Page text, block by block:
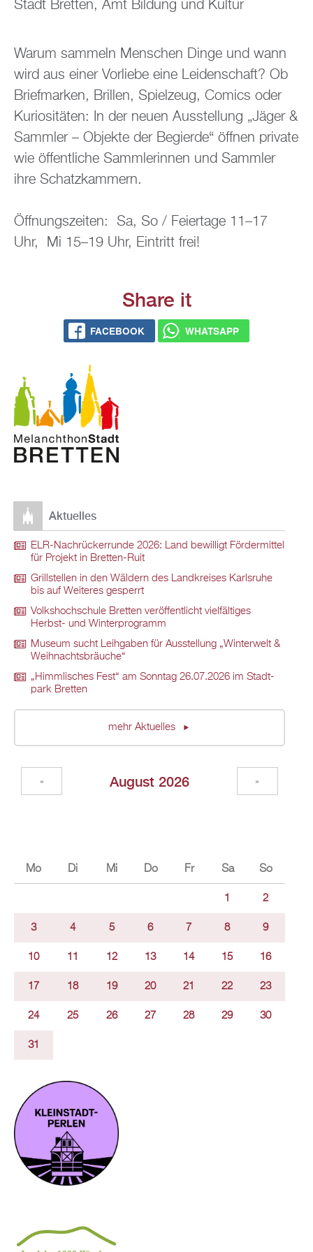
Stadt Brett­en, Amt Bil­dung und Kul­tur
Warum sam­meln Men­schen Dinge und wann
wird aus einer Vor­lie­be eine Lei­den­schaft? Ob
Brief­mar­ken, Bril­len, Spiel­zeug, Co­mics oder
Ku­rio­si­tä­ten: In der neuen Aus­stel­lung „Jäger &
Samm­ler – Ob­jek­te der Be­gier­de“ öff­nen pri­va­te
wie öf­fent­li­che Samm­le­rin­nen und Samm­ler
ihre Schatz­kam­mern.
Öff­nungs­zei­ten: Sa, So / Fei­er­ta­ge 11–17
Uhr, Mi 15–19 Uhr, Ein­tritt frei!
Share it
FACE­BOOK WHATS­APP
Ak­tu­el­les
ELR-Nach­rü­ck­er­run­de 2026: Land be­wil­ligt För­der­mit­tel
für Pro­jekt in Brett­en-Ruit
Grill­stel­len in den Wäl­dern des Land­krei­ses Karls­ru­he
bis auf Wei­te­res ge­sperrt
Volks­hoch­schu­le Brett­en ver­öf­fent­licht viel­fäl­ti­ges
Herbst- und Win­ter­pro­gramm
Mu­se­um sucht Leih­ga­ben für Aus­stel­lung „Win­ter­welt &
Weih­nachts­bräu­che“
„Himm­li­sches Fest“ am Sonn­tag 26.07.2026 im Stadt­
park Brett­en
mehr Ak­tu­el­les
Au­gust 2026
« »
Mo Di Mi Do Fr Sa So
1 2
3 4 5 6 7 8 9
10 11 12 13 14 15 16
17 18 19 20 21 22 23
24 25 26 27 28 29 30
31